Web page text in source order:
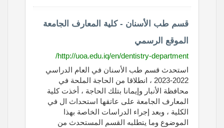
قسم طب الأسنان - كلية المعارف الجامعة
الموقع الرسمي
http://uoa.edu.iq/en/dentistry-department/
استحدث قسم طب الأسنان في العام الدراسي
2022-2023 ، انطلاقا من الحاجة الملحة في
محافظة الأنبار وإيمانا بتلك الحاجة ، أخذت كلية
المعارف الجامعة على عاتقها استحداث ال في
الكلية ، وبعد إجراء الدراسات الخاصة بهذا
الموضوع وما يتطلبه القسم المستحدث من